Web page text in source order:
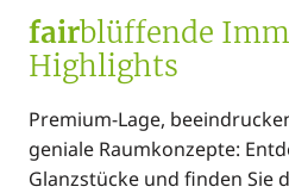
fairblüffende
Highlights
Premium-Lage,
geniale Raumkonzepte:
Glanzstücke und finden Sie